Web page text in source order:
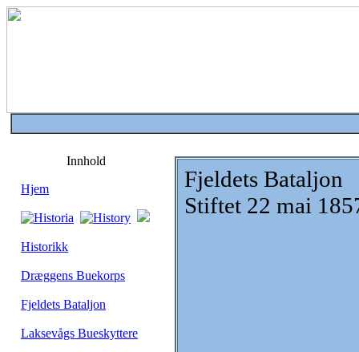
Innhold
Hjem
Historikk
Dræggens Buekorps
Fjeldets Bataljon
Laksevågs Bueskyttere
Fjeldets Bataljon
Stiftet 22 mai